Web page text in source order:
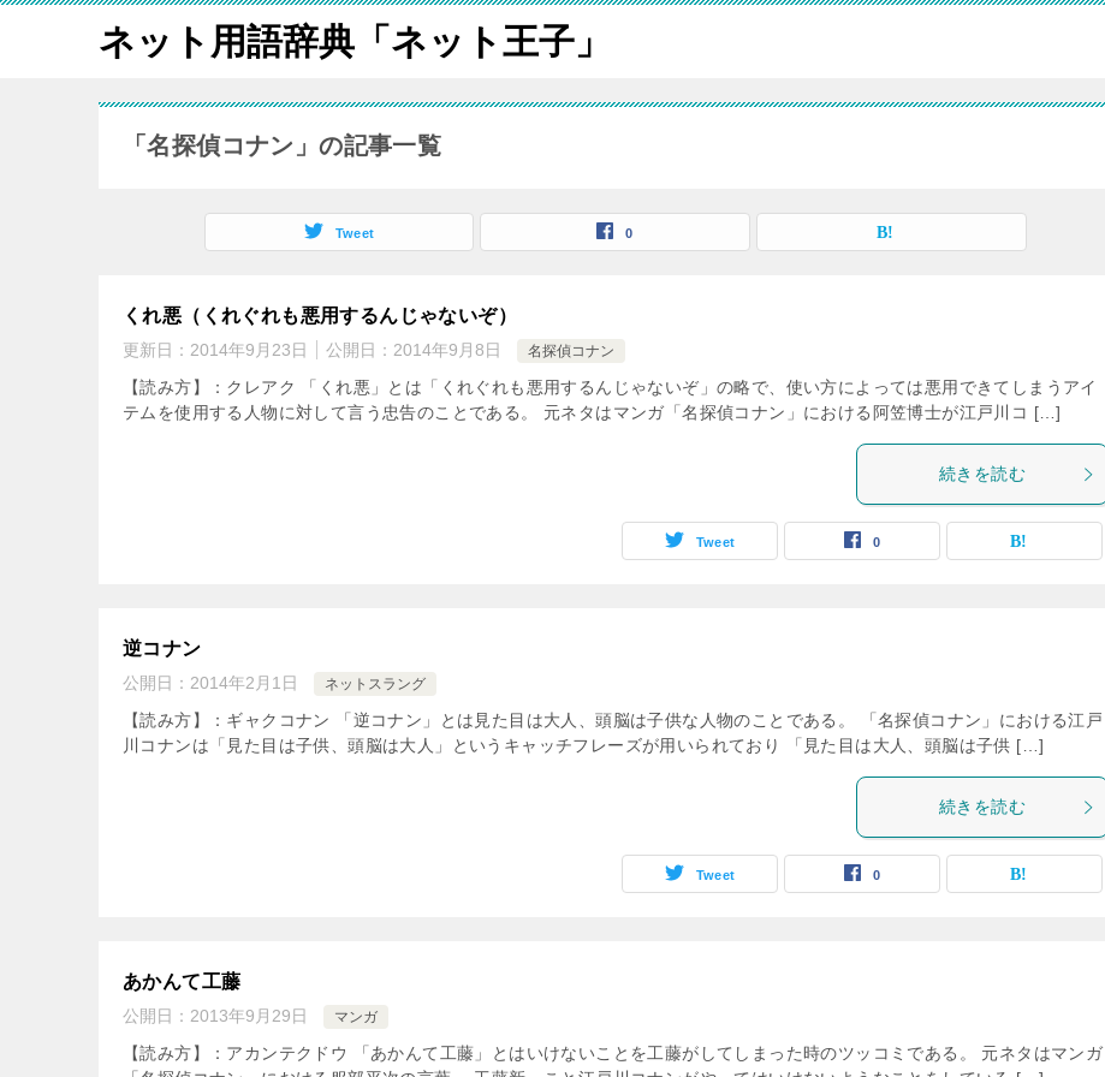
ネット用語辞典「ネット王子」
「名探偵コナン」の記事一覧
Tweet 0
くれ悪（くれぐれも悪用するんじゃないぞ）
更新日： 2014年9月23日 公開日： 2014年9月8日 名探偵コナン
【読み方】：クレアク 「くれ悪」とは「くれぐれも悪用するんじゃないぞ」の略で、使い方によっては悪用できてしまうアイ
テムを使用する人物に対して言う忠告のことである。 元ネタはマンガ「名探偵コナン」における阿笠博士が江戸川コ […]
続きを読む
Tweet 0
逆コナン
公開日： 2014年2月1日 ネットスラング
【読み方】：ギャクコナン 「逆コナン」とは見た目は大人、頭脳は子供な人物のことである。 「名探偵コナン」における江戸
川コナンは「見た目は子供、頭脳は大人」というキャッチフレーズが用いられており 「見た目は大人、頭脳は子供 […]
続きを読む
Tweet 0
あかんて工藤
公開日： 2013年9月29日 マンガ
【読み方】：アカンテクドウ 「あかんて工藤」とはいけないことを工藤がしてしまった時のツッコミである。 元ネタはマンガ